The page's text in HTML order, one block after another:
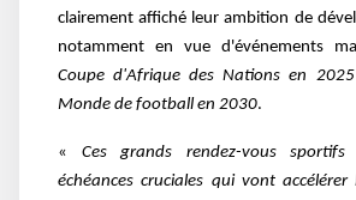
clairement affiché leur ambition de
notamment en vue d'événements
Coupe d'Afrique des Nations en 2025
Monde de football en 2030.
« Ces grands rendez-vous
échéances cruciales qui vont